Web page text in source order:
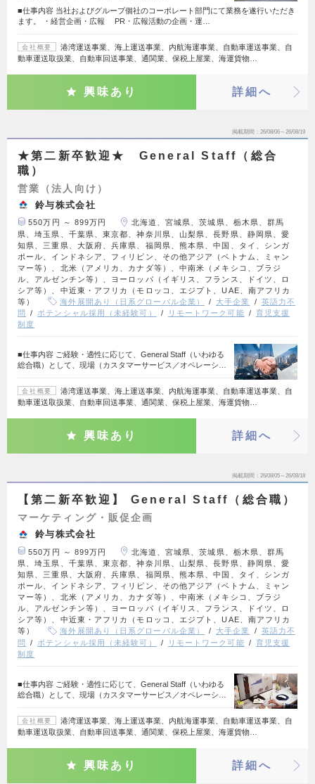
■仕事内容 当社およびグループ個社のコーポレート部門にて業務を遂行いただき
ます。 ・経営企画・広報 PR・広報活動の企画・運…
会社概要
港湾運送事業、海上運送事業、内航海運事業、自動車運送事業、自
動車運送取扱業、自動車回送事業、通関業、保税上屋業、海運貨物…
興味あり 詳細へ
掲載期間 26/08/06～26/08/19
★第二新卒歓迎★ General Staff（総合
職）
営業（法人向け）
鈴与株式会社
550万円 ～ 899万円
北海道、宮城県、茨城県、栃木県、群馬
県、埼玉県、千葉県、東京都、神奈川県、山梨県、長野県、静岡県、愛
知県、三重県、大阪府、兵庫県、福岡県、熊本県、中国、タイ、シンガ
ポール、インドネシア、フィリピン、その他アジア（ベトナム、ミャン
マー等）、北米（アメリカ、カナダ等）、中南米（メキシコ、ブラジ
ル、アルゼンチン等）、ヨーロッパ（イギリス、フランス、ドイツ、ロ
シア等）、中近東・アフリカ（モロッコ、エジプト、UAE、南アフリカ
等）
海外展開あり（日系グローバル企業） 大手企業
英語力不
問
ポテンシャル採用（未経験可） リモートワーク可能
育児支援
制度
■仕事内容 ご経験・適性に応じて、General Staff（いわゆる
総合職）として、現場（カスタマーサービス／オペレーシ…
会社概要
港湾運送事業、海上運送事業、内航海運事業、自動車運送事業、自
動車運送取扱業、自動車回送事業、通関業、保税上屋業、海運貨物…
興味あり 詳細へ
掲載期間 26/08/05～26/08/18
【第二新卒歓迎】 General Staff（総合職）
マーケティング・販促企画
鈴与株式会社
550万円 ～ 899万円
北海道、宮城県、茨城県、栃木県、群馬
県、埼玉県、千葉県、東京都、神奈川県、山梨県、長野県、静岡県、愛
知県、三重県、大阪府、兵庫県、福岡県、熊本県、中国、タイ、シンガ
ポール、インドネシア、フィリピン、その他アジア（ベトナム、ミャン
マー等）、北米（アメリカ、カナダ等）、中南米（メキシコ、ブラジ
ル、アルゼンチン等）、ヨーロッパ（イギリス、フランス、ドイツ、ロ
シア等）、中近東・アフリカ（モロッコ、エジプト、UAE、南アフリカ
等）
海外展開あり（日系グローバル企業） 大手企業
英語力不
問
ポテンシャル採用（未経験可） リモートワーク可能
育児支援
制度
■仕事内容 ご経験・適性に応じて、General Staff（いわゆる
総合職）として、現場（カスタマーサービス／オペレーシ…
会社概要
港湾運送事業、海上運送事業、内航海運事業、自動車運送事業、自
動車運送取扱業、自動車回送事業、通関業、保税上屋業、海運貨物…
興味あり 詳細へ